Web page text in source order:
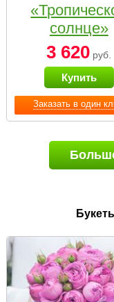
Заказать в один
солнце»
3 620 руб.
Купить